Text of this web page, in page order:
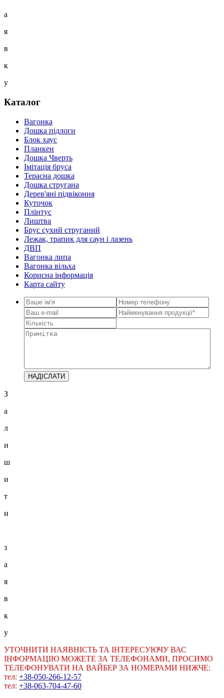
а
я
в
к
у
Каталог
Вагонка
Дошка підлоги
Блок хаус
Планкен
Дошка Чверть
Iмітація бруса
Терасна дошка
Дошка стругана
Дерев'яні підвіконня
Куточок
Плінтус
Лиштва
Брус сухий струганий
Лежак, трапик для саун і лазень
ДВП
Вагонка липа
Вагонка вільха
Корисна інформація
Карта сайту
З
а
л
и
ш
и
т
и
з
а
я
в
к
у
УТОЧНИТИ НАЯВНІСТЬ ТА ІНТЕРЕСУЮЧУ ВАС
ІНФОРМАЦІЮ МОЖЕТЕ ЗА ТЕЛЕФОНАМИ, ПРОСИМО
ТЕЛЕФОНУВАТИ НА ВАЙБЕР ЗА НОМЕРАМИ НИЖЧЕ:
тел: +38-050-266-12-57
тел: +38-063-704-47-60